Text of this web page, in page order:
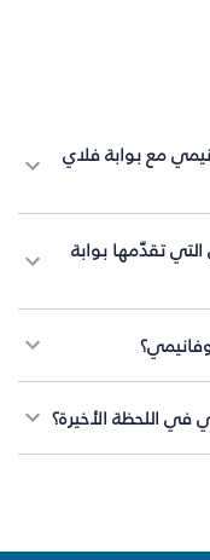
مع بوابة فلاي
تقدّمها بوابة
في اللحظة الأخيرة؟